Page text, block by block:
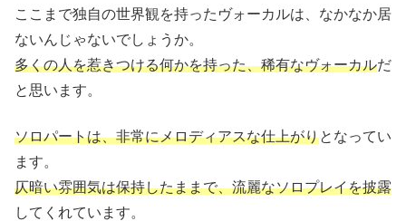
ここまで独自の世界観を持ったヴォーカルは、なかなか居
ないんじゃないでしょうか。
多くの人を惹きつける何かを持った、稀有なヴォーカルだ
と思います。
ソロパートは、非常にメロディアスな仕上がりとなってい
ます。
仄暗い雰囲気は保持したままで、流麗なソロプレイを披露
してくれています。